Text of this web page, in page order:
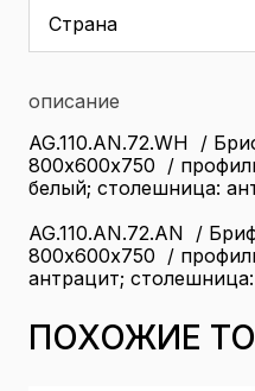
Страна
описание
AG.110.AN.72.WH /
800х600х750 /
белый; столешница:
AG.110.AN.72.AN /
800х600х750 /
антрацит;
ПОХОЖИЕ